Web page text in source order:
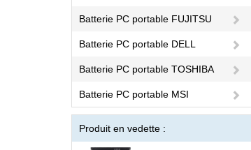
Batterie PC portable FUJITSU
Batterie PC portable DELL
Batterie PC portable TOSHIBA
Batterie PC portable MSI
Produit en vedette :